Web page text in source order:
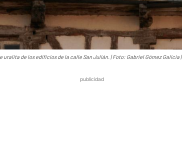
de los edificios de la calle San Julián. | Foto: Gabriel Gómez Galicia |
publicidad